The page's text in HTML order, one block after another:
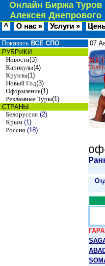
Онлайн Биржа Туров
Алексея Днепрового
^ О нас » Услуги »
Показать ВСЕ СПО
РУБРИКИ
Новости(3)
Каникулы(4)
Круизы(1)
Новый Год(3)
Оформление(1)
Рекламные Туры(1)
СТРАНЫ
Белоруссия (2)
Крым (1)
Россия (18)
07